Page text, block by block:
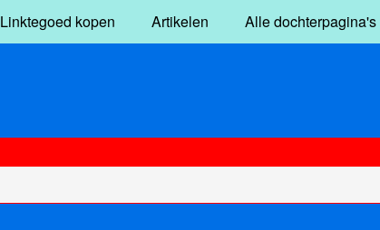
Linktegoed kopen Artikelen Alle dochterpagina's